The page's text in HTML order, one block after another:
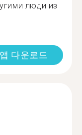
люди из
앱 다운로드